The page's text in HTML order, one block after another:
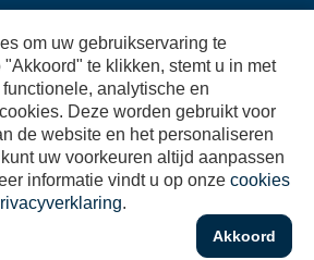
om uw gebruikservaring te
te klikken, stemt u in met
analytische en
Deze worden gebruikt voor
de website en het personaliseren
uw voorkeuren altijd aanpassen
informatie vindt u op onze cookies
.
Akkoord
Directie
van der Hoeven
+31 10-429 66 33